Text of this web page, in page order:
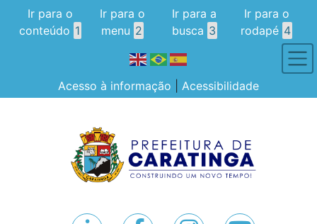
Ir para o
conteúdo 1
Ir para o
menu 2
Ir para a
busca 3
Ir para o
rodapé 4
Acesso à informação Acessibilidade